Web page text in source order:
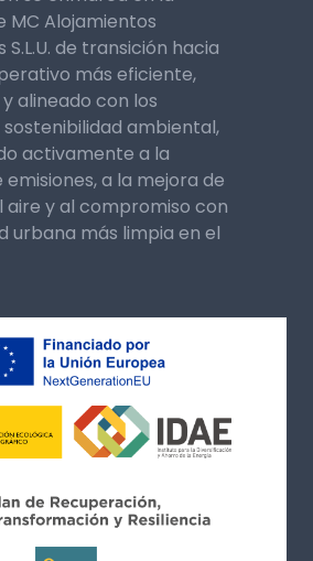
MC Alojamientos
de transición hacia
más eficiente,
alineado con los
ambiental,
activamente a la
a la mejora de
aire y al compromiso con
urbana más limpia en el